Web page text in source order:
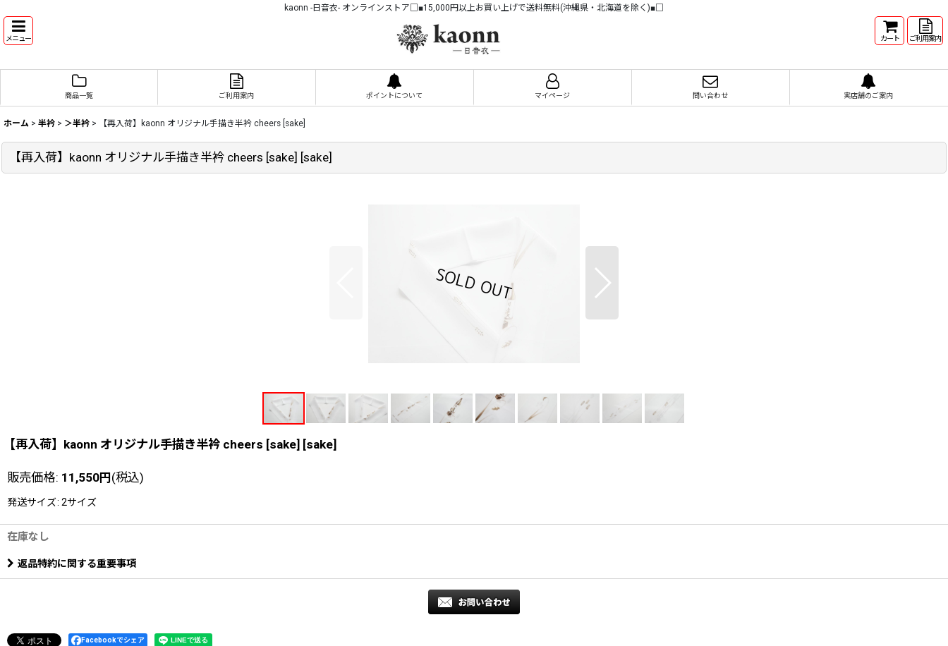
kaonn -日音衣- オンラインストア□■15,000円以上お買い上げで送料無料(沖縄県・北海道を除く)■□
メニュー カート ご利用案内
商品一覧 ご利用案内 ポイントについて マイページ 問い合わせ 実店舗のご案内
ホーム > 半衿 > ＞半衿 > 【再入荷】kaonn オリジナル手描き半衿 cheers [sake]
【再入荷】kaonn オリジナル手描き半衿 cheers [sake] [sake]
【再入荷】kaonn オリジナル手描き半衿 cheers [sake] [sake]
販売価格: 11,550円(税込)
発送サイズ: 2サイズ
在庫なし
返品特約に関する重要事項
Facebookでシェア